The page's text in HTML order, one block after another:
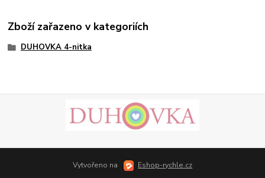
Zboží zařazeno v kategoriích
DUHOVKA 4-nitka
Vytvořeno na Eshop-rychle.cz